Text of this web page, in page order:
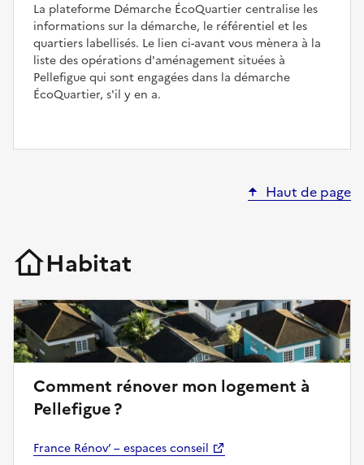
La plateforme Démarche ÉcoQuartier centralise les
informations sur la démarche, le référentiel et les
quartiers labellisés. Le lien ci-avant vous mènera à la
liste des opérations d'aménagement situées à
Pellefigue qui sont engagées dans la démarche
ÉcoQuartier, s'il y en a.
Haut de page
Habitat
Comment rénover mon logement à
Pellefigue ?
France Rénov’ – espaces conseil